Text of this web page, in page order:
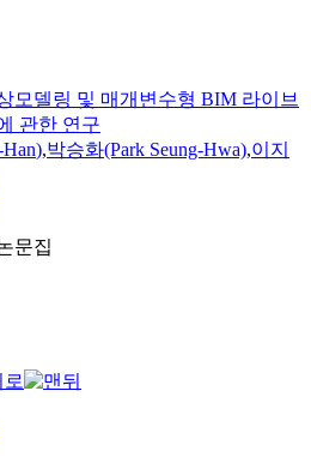
모델링 및 매개변수형 BIM 라이브
관한 연구
Han),박승화(Park Seung-Hwa),이지
문집